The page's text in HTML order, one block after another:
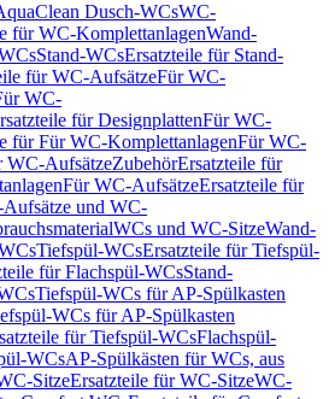
Dusch-WCsWC-
für WC-KomplettanlagenWand-
Stand-WCsErsatzteile für Stand-
für WC-AufsätzeFür WC-
WC-
für DesignplattenFür WC-
für Für WC-KomplettanlagenFür WC-
WC-AufsätzeZubehörErsatzteile für
Für WC-AufsätzeErsatzteile für
und WC-
WCs und WC-SitzeWand-
Tiefspül-WCsErsatzteile für Tiefspül-
für Flachspül-WCsStand-
Tiefspül-WCs für AP-Spülkasten
WCs für AP-Spülkasten
für Tiefspül-WCsFlachspül-
WCsAP-Spülkästen für WCs, aus
SitzeErsatzteile für WC-SitzeWC-